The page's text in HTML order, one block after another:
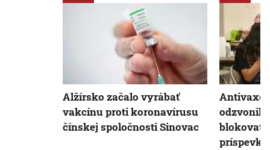
Alžírsko začalo vyrábať
vakcínu proti koronavírusu
čínskej spoločnosti Sinovac
blokovať
príspevky